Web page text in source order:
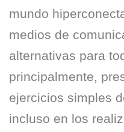
mundo
medios de
alternativas para
principalmente,
ejercicios simples
incluso en los